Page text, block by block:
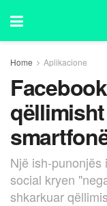
Home Aplikacione
Një ish-punonjës
social kryen
shkarkuar